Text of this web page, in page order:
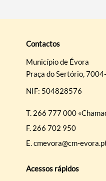
Contactos
Município de Évora
Praça do Sertório,
NIF: 504828576
T. 266 777 000
F. 266 702 950
E.cmevora@cm-
Acessos rápidos